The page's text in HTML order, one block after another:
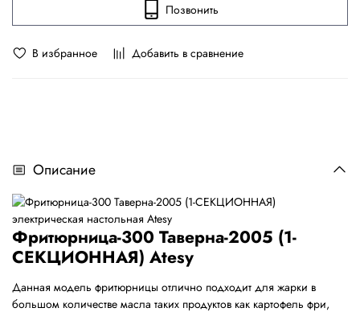
В избранное Добавить в сравнение
Позвонить
Описание
Фритюрница-300 Таверна-2005 (1-
СЕКЦИОННАЯ) Atesy
Данная модель фритюрницы отлично подходит для жарки в
большом количестве масла таких продуктов как картофель фри,